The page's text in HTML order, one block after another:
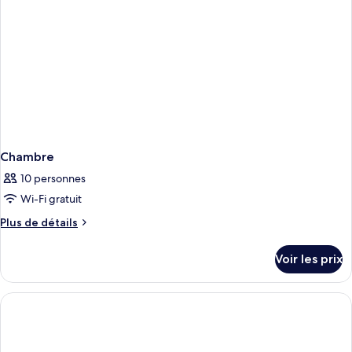
Chambre
10 personnes
Wi-Fi gratuit
Plus de détails
Plus
le
type
de
Voir les prix